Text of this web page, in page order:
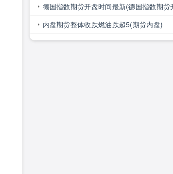
势图)
德国指数期货开盘时间最新(德国指数期货
间最新消息)
内盘期货整体收跌燃油跌超5(期货内盘)